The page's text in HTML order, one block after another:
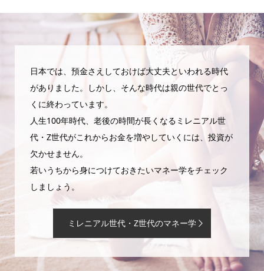
日本では、預金さえしておけば大丈夫といわれる時代
がありました。しかし、そんな時代は親の世代でとっ
くに終わっています。
人生100年時代、老後の時間が長くなるミレニアル世
代・Z世代がこれからお金を増やしていくには、投資が
欠かせません。
若いうちから身につけておきたいマネー学をチェック
しましょう。
ミレニアル世代・Z世代のマネー学